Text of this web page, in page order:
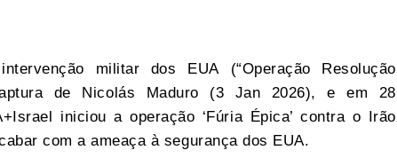
militar dos EUA (“Operação Resolução
de Nicolás Maduro (3 Jan 2026), e em 28
iniciou a operação ‘Fúria Épica’ contra o Irão
com a ameaça à segurança dos EUA.